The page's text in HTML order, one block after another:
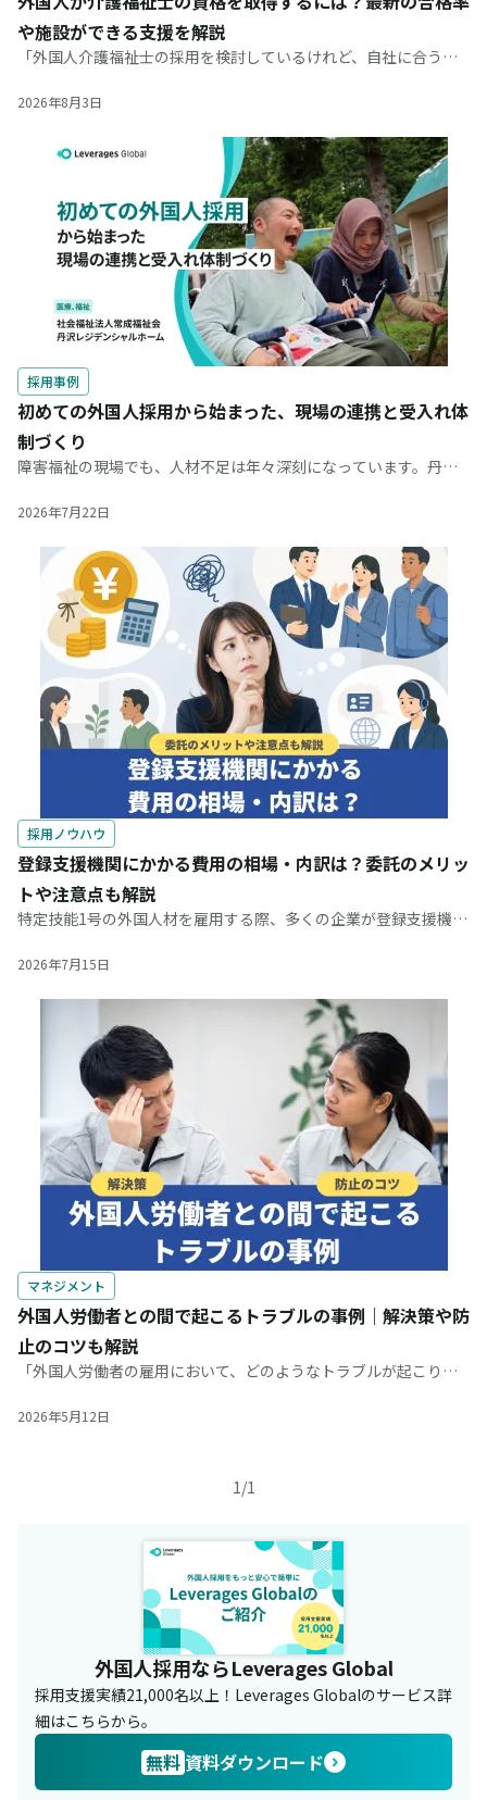
や施設ができる支援を解説
「外国人介護福祉士の採用を検討しているけれど、自社に合う受
ないでしょうか。慢性的な人手不足にある介護現場において、外
2026年8月3日
採用事例
初めての外国人採用から始まった、現場の連携と受入れ体
制づくり
障害福祉の現場でも、人材不足は年々深刻になっています。丹沢
けでは、必要な人材を確保しにくくなっていました。そこで、採
2026年7月22日
採用ノウハウ
登録支援機関にかかる費用の相場・内訳は？委託のメリッ
トや注意点も解説
特定技能1号の外国人材を雇用する際、多くの企業が登録支援機関
と「毎月の費用はどのくらいかかるのか」「どのようなサポート
2026年7月15日
マネジメント
外国人労働者との間で起こるトラブルの事例｜解決策や防
止のコツも解説
「外国人労働者の雇用において、どのようなトラブルが起こり得
か。実際に、不法就労による在留資格の取り消しや、企業への行
2026年5月12日
1/1
外国人採用ならLeverages Global
採用支援実績21,000名以上！Leverages Globalのサービス詳
細はこちらから。
無料資料ダウンロード